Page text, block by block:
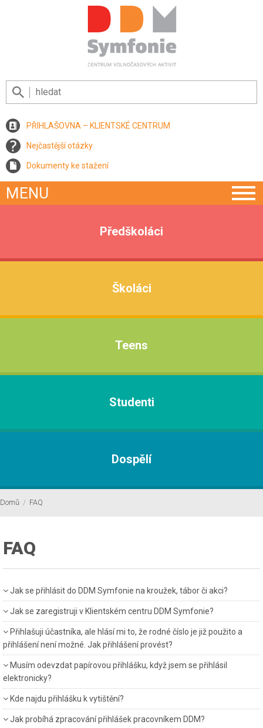
PŘIHLAŠOVNA – KLIENTSKÉ CENTRUM
Nejčastější otázky
Dokumenty ke stažení
MENU
Předškoláci
Školáci
Teens
Studenti
Dospělí
Domů / FAQ
FAQ
Jak se přihlásit do DDM Symfonie na kroužek, tábor či akci?
Jak se zaregistruji v Klientském centru DDM Symfonie?
Přihlašuji účastníka, ale hlásí mi to, že rodné číslo je již použito a
přihlášení není možné. Jak přihlášení provést?
Musím odevzdat papírovou přihlášku, když jsem se přihlásil
elektronicky?
Kde najdu přihlášku k vytištění?
Jak probíhá zpracování přihlášek pracovníkem DDM?